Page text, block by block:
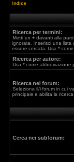
Indice
Ricerca per termini:
Metti un + davanti alla
ignorata. Inserisci una lista
essere cercata. Usa *
Ricerca per autore:
Usa * come abbreviazione
Ricerca nei forum:
Seleziona il/i forum in cui
principale e abilita la ricerca.
Cerca nei subforum: